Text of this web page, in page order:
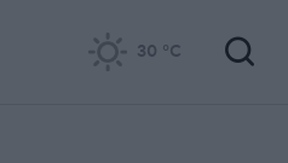
30 °C